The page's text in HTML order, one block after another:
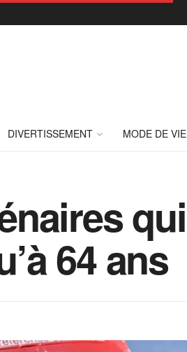
DIVERTISSEMENT MODE DE VIE
64 ans